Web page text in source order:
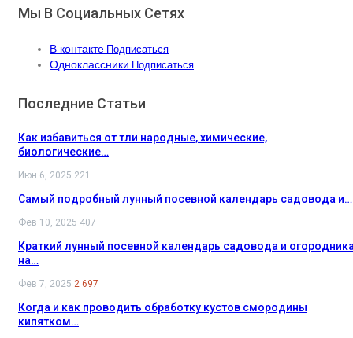
Мы В Социальных Сетях
В контакте Подписаться
Одноклассники Подписаться
Последние Статьи
Как избавиться от тли народные, химические,
биологические…
Июн 6, 2025 221
Самый подробный лунный посевной календарь садовода и…
Фев 10, 2025 407
Краткий лунный посевной календарь садовода и
на…
Фев 7, 2025 2 697
Когда и как проводить обработку кустов смородины
кипятком…